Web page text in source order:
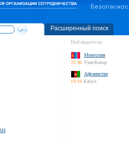
Расширенный поиск
Наблюдатели:
Монголия
22:46 Улан-Батор
Афганистан
19:16 Кабул